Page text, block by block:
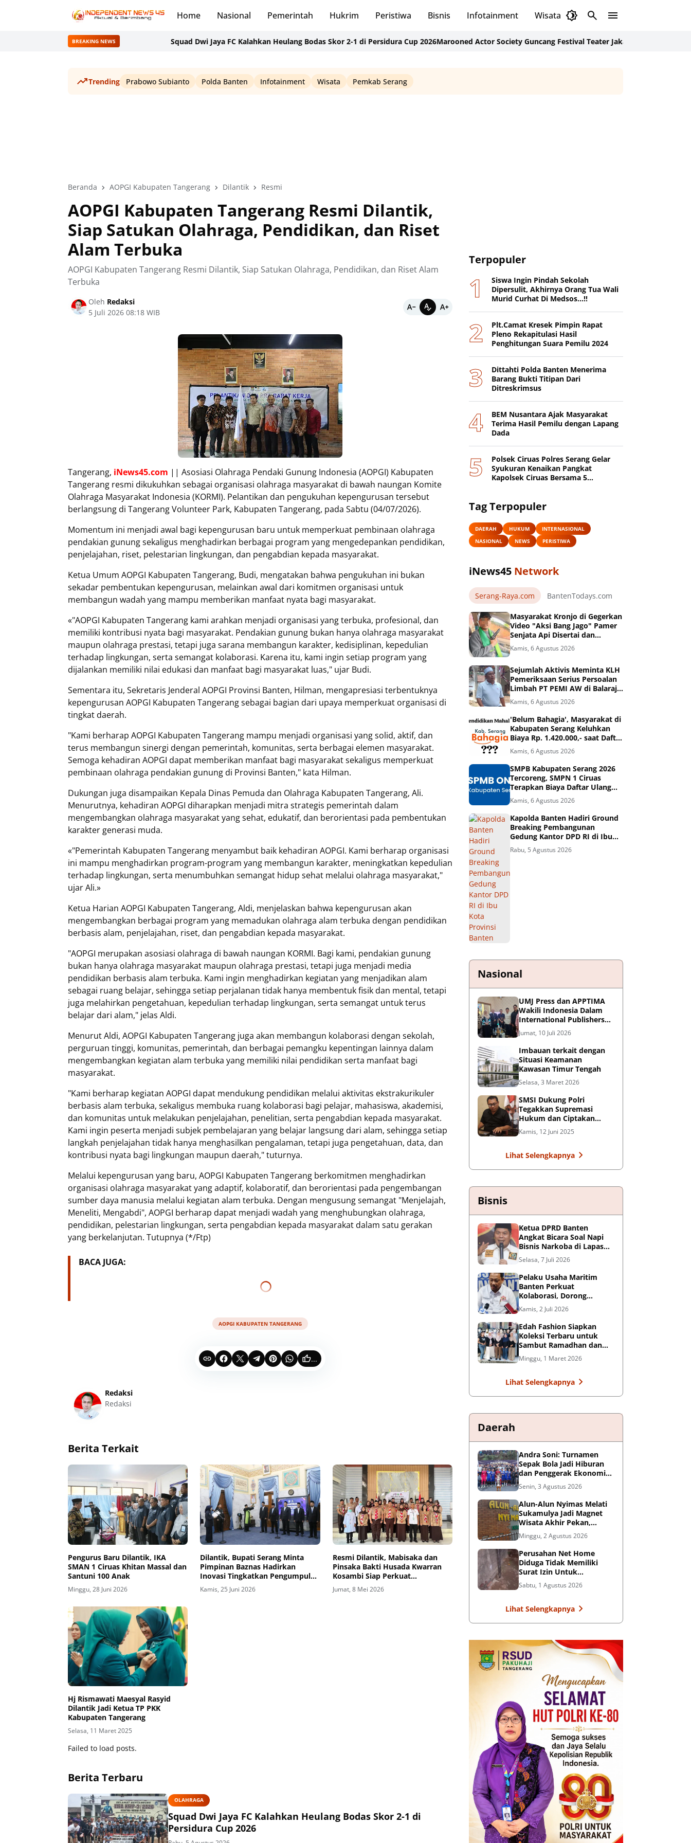
Home Nasional Pemerintah Hukrim Peristiwa Bisnis Infotainment Wisata Daerah
BREAKING NEWS Squad Dwi Jaya FC Kalahkan Heulang Bodas Skor 2-1 di Persidura Cup 2026Marooned Actor Society Guncang Festival Teater Jakarta Utara 2026 Lewat
Trending Prabowo Subianto Polda Banten Infotainment Wisata Pemkab Serang
Beranda AOPGI Kabupaten Tangerang Dilantik Resmi
AOPGI Kabupaten Tangerang Resmi Dilantik,
Siap Satukan Olahraga, Pendidikan, dan Riset
Alam Terbuka
AOPGI Kabupaten Tangerang Resmi Dilantik, Siap Satukan Olahraga, Pendidikan, dan Riset Alam
Terbuka
Oleh Redaksi
5 Juli 2026 08:18 WIB
Tangerang, iNews45.com || Asosiasi Olahraga Pendaki Gunung Indonesia (AOPGI) Kabupaten
Tangerang resmi dikukuhkan sebagai organisasi olahraga masyarakat di bawah naungan Komite
Olahraga Masyarakat Indonesia (KORMI). Pelantikan dan pengukuhan kepengurusan tersebut
berlangsung di Tangerang Volunteer Park, Kabupaten Tangerang, pada Sabtu (04/07/2026).
Momentum ini menjadi awal bagi kepengurusan baru untuk memperkuat pembinaan olahraga
pendakian gunung sekaligus menghadirkan berbagai program yang mengedepankan pendidikan,
penjelajahan, riset, pelestarian lingkungan, dan pengabdian kepada masyarakat.
Ketua Umum AOPGI Kabupaten Tangerang, Budi, mengatakan bahwa pengukuhan ini bukan
sekadar pembentukan kepengurusan, melainkan awal dari komitmen organisasi untuk
membangun wadah yang mampu memberikan manfaat nyata bagi masyarakat.
«"AOPGI Kabupaten Tangerang kami arahkan menjadi organisasi yang terbuka, profesional, dan
memiliki kontribusi nyata bagi masyarakat. Pendakian gunung bukan hanya olahraga masyarakat
maupun olahraga prestasi, tetapi juga sarana membangun karakter, kedisiplinan, kepedulian
terhadap lingkungan, serta semangat kolaborasi. Karena itu, kami ingin setiap program yang
dijalankan memiliki nilai edukasi dan manfaat bagi masyarakat luas," ujar Budi.
Sementara itu, Sekretaris Jenderal AOPGI Provinsi Banten, Hilman, mengapresiasi terbentuknya
kepengurusan AOPGI Kabupaten Tangerang sebagai bagian dari upaya memperkuat organisasi di
tingkat daerah.
"Kami berharap AOPGI Kabupaten Tangerang mampu menjadi organisasi yang solid, aktif, dan
terus membangun sinergi dengan pemerintah, komunitas, serta berbagai elemen masyarakat.
Semoga kehadiran AOPGI dapat memberikan manfaat bagi masyarakat sekaligus memperkuat
pembinaan olahraga pendakian gunung di Provinsi Banten," kata Hilman.
Dukungan juga disampaikan Kepala Dinas Pemuda dan Olahraga Kabupaten Tangerang, Ali.
Menurutnya, kehadiran AOPGI diharapkan menjadi mitra strategis pemerintah dalam
mengembangkan olahraga masyarakat yang sehat, edukatif, dan berorientasi pada pembentukan
karakter generasi muda.
«"Pemerintah Kabupaten Tangerang menyambut baik kehadiran AOPGI. Kami berharap organisasi
ini mampu menghadirkan program-program yang membangun karakter, meningkatkan kepedulian
terhadap lingkungan, serta menumbuhkan semangat hidup sehat melalui olahraga masyarakat,"
ujar Ali.»
Ketua Harian AOPGI Kabupaten Tangerang, Aldi, menjelaskan bahwa kepengurusan akan
mengembangkan berbagai program yang memadukan olahraga alam terbuka dengan pendidikan
berbasis alam, penjelajahan, riset, dan pengabdian kepada masyarakat.
"AOPGI merupakan asosiasi olahraga di bawah naungan KORMI. Bagi kami, pendakian gunung
bukan hanya olahraga masyarakat maupun olahraga prestasi, tetapi juga menjadi media
pendidikan berbasis alam terbuka. Kami ingin menghadirkan kegiatan yang menjadikan alam
sebagai ruang belajar, sehingga setiap perjalanan tidak hanya membentuk fisik dan mental, tetapi
juga melahirkan pengetahuan, kepedulian terhadap lingkungan, serta semangat untuk terus
belajar dari alam," jelas Aldi.
Menurut Aldi, AOPGI Kabupaten Tangerang juga akan membangun kolaborasi dengan sekolah,
perguruan tinggi, komunitas, pemerintah, dan berbagai pemangku kepentingan lainnya dalam
mengembangkan kegiatan alam terbuka yang memiliki nilai pendidikan serta manfaat bagi
masyarakat.
"Kami berharap kegiatan AOPGI dapat mendukung pendidikan melalui aktivitas ekstrakurikuler
berbasis alam terbuka, sekaligus membuka ruang kolaborasi bagi pelajar, mahasiswa, akademisi,
dan komunitas untuk melakukan penjelajahan, penelitian, serta pengabdian kepada masyarakat.
Kami ingin peserta menjadi subjek pembelajaran yang belajar langsung dari alam, sehingga setiap
langkah penjelajahan tidak hanya menghasilkan pengalaman, tetapi juga pengetahuan, data, dan
kontribusi nyata bagi lingkungan maupun daerah," tuturnya.
Melalui kepengurusan yang baru, AOPGI Kabupaten Tangerang berkomitmen menghadirkan
organisasi olahraga masyarakat yang adaptif, kolaboratif, dan berorientasi pada pengembangan
sumber daya manusia melalui kegiatan alam terbuka. Dengan mengusung semangat "Menjelajah,
Meneliti, Mengabdi", AOPGI berharap dapat menjadi wadah yang menghubungkan olahraga,
pendidikan, pelestarian lingkungan, serta pengabdian kepada masyarakat dalam satu gerakan
yang berkelanjutan. Tutupnya (*/Ftp)
BACA JUGA:
AOPGI KABUPATEN TANGERANG
...
Redaksi
Redaksi
Berita Terkait
Pengurus Baru Dilantik, IKA
SMAN 1 Ciruas Khitan Massal dan
Santuni 100 Anak
Minggu, 28 Juni 2026
Dilantik, Bupati Serang Minta
Pimpinan Baznas Hadirkan
Inovasi Tingkatkan Pengumpulan
ZIS
Kamis, 25 Juni 2026
Resmi Dilantik, Mabisaka dan
Pinsaka Bakti Husada Kwarran
Kosambi Siap Perkuat
Pembinaan Generasi Muda
Jumat, 8 Mei 2026
Hj Rismawati Maesyal Rasyid
Dilantik Jadi Ketua TP PKK
Kabupaten Tangerang
Selasa, 11 Maret 2025
Failed to load posts.
Berita Terbaru
OLAHRAGA
Squad Dwi Jaya FC Kalahkan Heulang Bodas Skor 2-1 di
Persidura Cup 2026
Terpopuler
Siswa Ingin Pindah Sekolah
Dipersulit, Akhirnya Orang Tua Wali
Murid Curhat Di Medsos...!!
Plt.Camat Kresek Pimpin Rapat
Pleno Rekapitulasi Hasil
Penghitungan Suara Pemilu 2024
Dittahti Polda Banten Menerima
Barang Bukti Titipan Dari
Ditreskrimsus
BEM Nusantara Ajak Masyarakat
Terima Hasil Pemilu dengan Lapang
Dada
Polsek Ciruas Polres Serang Gelar
Syukuran Kenaikan Pangkat
Kapolsek Ciruas Bersama 5
Tag Terpopuler
DAERAH HUKUM
INTERNASIONAL
NASIONAL
NEWS PERISTIWA
iNews45 Network
Serang-Raya.com BantenTodays.com
Masyarakat Kronjo di Gegerkan
Video "Aksi Bang Jago" Pamer
Senjata Api Disertai dan
Pengancaman Beredar Luas di
Medsos
Kamis, 6 Agustus 2026
Sejumlah Aktivis Meminta KLH
Pemeriksaan Serius Persoalan
Limbah PT PEMI AW di Balaraja
- Tangerang
Kamis, 6 Agustus 2026
'Belum Bahagia', Masyarakat di
Kabupaten Serang Keluhkan
Biaya Rp. 1.420.000,- saat Daftar
Ulang di SMPN 1 Ciruas
Kamis, 6 Agustus 2026
SMPB Kabupaten Serang 2026
Tercoreng, SMPN 1 Ciruas
Terapkan Biaya Daftar Ulang
Sebesar Rp. 1.420.000,?
Kamis, 6 Agustus 2026
Kapolda Banten Hadiri Ground
Breaking Pembangunan
Gedung Kantor DPD RI di Ibu
Kota Provinsi Banten
Rabu, 5 Agustus 2026
Nasional
UMJ Press dan APPTIMA
Wakili Indonesia Dalam
International Publishers
Congress 2026 di Malaysia
Jumat, 10 Juli 2026
Imbauan terkait dengan
Situasi Keamanan
Kawasan Timur Tengah
Selasa, 3 Maret 2026
SMSI Dukung Polri
Tegakkan Supremasi
Hukum dan Ciptakan
Kondusifitas Nasional
Kamis, 12 Juni 2025
Lihat Selengkapnya
Bisnis
Ketua DPRD Banten
Angkat Bicara Soal Napi
Bisnis Narkoba di Lapas
Kelas I Tangerang: Harus
Ditindak Tegas
Selasa, 7 Juli 2026
Pelaku Usaha Maritim
Banten Perkuat
Kolaborasi, Dorong
Kemajuan Sektor
Pelabuhan
Kamis, 2 Juli 2026
Edah Fashion Siapkan
Koleksi Terbaru untuk
Sambut Ramadhan dan
Lebaran di Pasar Ceplak
Minggu, 1 Maret 2026
Lihat Selengkapnya
Daerah
Andra Soni: Turnamen
Sepak Bola Jadi Hiburan
dan Penggerak Ekonomi
Rakyat
Senin, 3 Agustus 2026
Alun-Alun Nyimas Melati
Sukamulya Jadi Magnet
Wisata Akhir Pekan,
UMKM Ikut Terdongkrak
Minggu, 2 Agustus 2026
Perusahan Net Home
Diduga Tidak Memiliki
Surat Izin Untuk
Pemasangan Tiang
Internet, Dikeluhkan
Sabtu, 1 Agustus 2026
Lihat Selengkapnya